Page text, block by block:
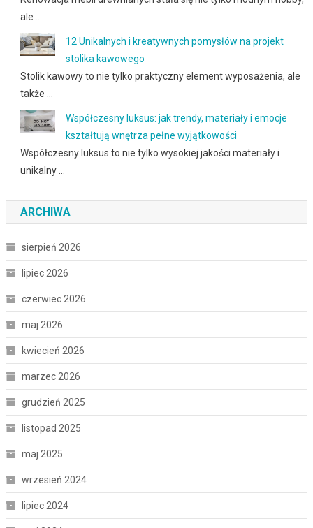
ale …
12 Unikalnych i kreatywnych pomysłów na projekt
stolika kawowego
Stolik kawowy to nie tylko praktyczny element wyposażenia, ale
także …
Współczesny luksus: jak trendy, materiały i emocje
kształtują wnętrza pełne wyjątkowości
Współczesny luksus to nie tylko wysokiej jakości materiały i
unikalny …
ARCHIWA
sierpień 2026
lipiec 2026
czerwiec 2026
maj 2026
kwiecień 2026
marzec 2026
grudzień 2025
listopad 2025
maj 2025
wrzesień 2024
lipiec 2024